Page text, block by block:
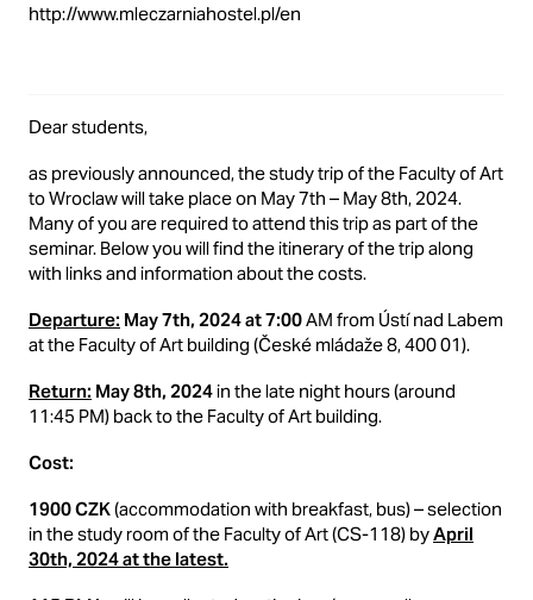
http://www.mleczarniahostel.pl/en
Dear students,
as previously announced, the study trip of the Faculty of Art
to Wroclaw will take place on May 7th – May 8th, 2024.
Many of you are required to attend this trip as part of the
seminar. Below you will find the itinerary of the trip along
with links and information about the costs.
Departure: May 7th, 2024 at 7:00AM from Ústí nad Labem
at the Faculty of Art building (České mládaže 8, 400 01).
Return: May 8th, 2024 in the late night hours (around
11:45 PM) back to the Faculty of Art building.
Cost:
1900 CZK(accommodation with breakfast, bus) – selection
in the study room of the Faculty of Art (CS-118) byApril
30th, 2024 at the latest.